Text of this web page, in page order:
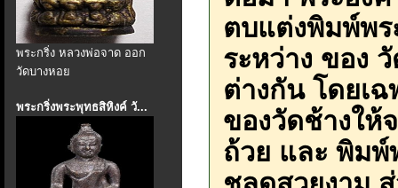
พระกริ่ง หลวงพ่อจาด ออก
วัดบางหอย
พระกริ่งพระพุทธสิหิงค์ วั...
ตบแต่งพิมพ์พร
ระหว่าง ของ
ต่างกัน โดยเ
ของวัดช้างให้
ถ้วย และ พิมพ์